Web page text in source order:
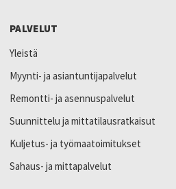
PALVELUT
Yleistä
Myynti- ja asiantuntijapalvelut
Remontti- ja asennuspalvelut
Suunnittelu ja mittatilausratkaisut
Kuljetus- ja työmaatoimitukset
Sahaus- ja mittapalvelut